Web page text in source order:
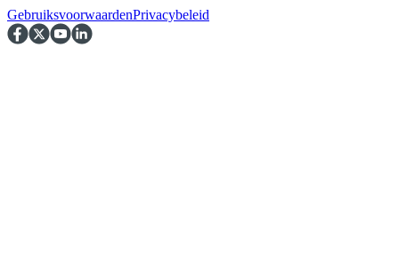
GebruiksvoorwaardenPrivacybeleid